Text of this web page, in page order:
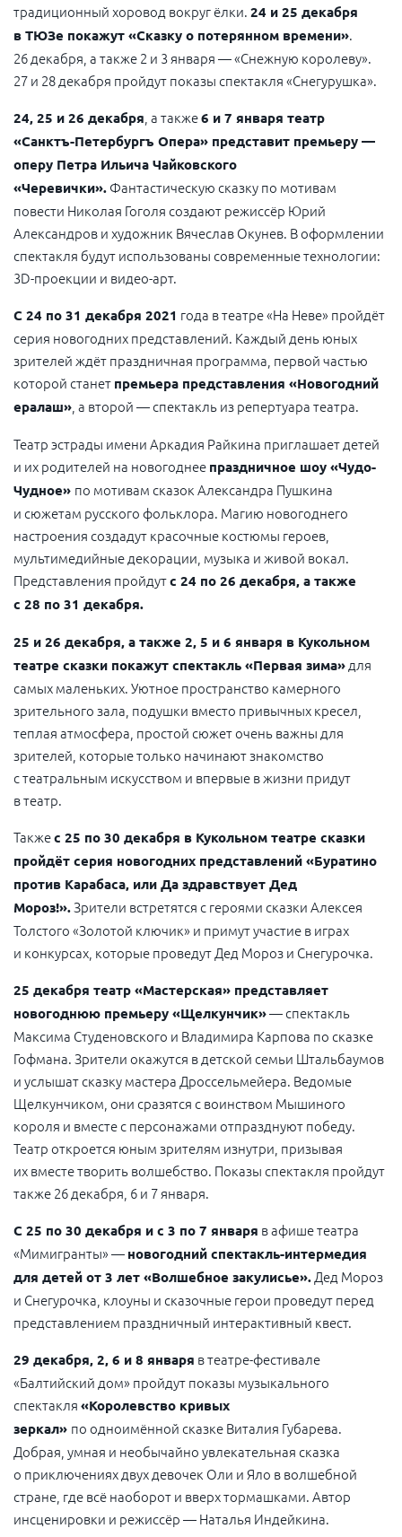
традиционный хоровод вокруг ёлки. 24 и 25 декабря
в ТЮЗе покажут «Сказку о потерянном времени».
26 декабря, а также 2 и 3 января — «Снежную королеву».
27 и 28 декабря пройдут показы спектакля «Снегурушка».
24, 25 и 26 декабря , а также6 и 7 января театр
«Санктъ-Петербургъ Опера» представит премьеру —
оперу Петра Ильича Чайковского
«Черевички». Фантастическую сказку по мотивам
повести Николая Гоголя создают режиссёр Юрий
Александров и художник Вячеслав Окунев. В оформлении
спектакля будут использованы современные технологии:
3D-проекции и видео-арт.
С 24 по 31 декабря 2021 года в театре «На Неве» пройдёт
серия новогодних представлений. Каждый день юных
зрителей ждёт праздничная программа, первой частью
которой станет премьера представления «Новогодний
ералаш» , а второй — спектакль из репертуара театра.
Театр эстрады имени Аркадия Райкина приглашает детей
и их родителей на новогоднее праздничное шоу «Чудо-
Чудное» по мотивам сказок Александра Пушкина
и сюжетам русского фольклора. Магию новогоднего
настроения создадут красочные костюмы героев,
мультимедийные декорации, музыка и живой вокал.
Представления пройдутс 24 по 26 декабря, а также
с 28 по 31 декабря.
25 и 26 декабря, а также 2, 5 и 6 января в Кукольном
театре сказки покажут спектакль «Первая зима» для
самых маленьких. Уютное пространство камерного
зрительного зала, подушки вместо привычных кресел,
теплая атмосфера, простой сюжет очень важны для
зрителей, которые только начинают знакомство
с театральным искусством и впервые в жизни придут
в театр.
Такжес 25 по 30 декабря в Кукольном театре сказки
пройдёт серия новогодних представлений «Буратино
против Карабаса, или Да здравствует Дед
Мороз!».Зрители встретятся с героями сказки Алексея
Толстого «Золотой ключик» и примут участие в играх
и конкурсах, которые проведут Дед Мороз и Снегурочка.
25 декабря театр «Мастерская» представляет
новогоднюю премьеру «Щелкунчик»— спектакль
Максима Студеновского и Владимира Карпова по сказке
Гофмана. Зрители окажутся в детской семьи Штальбаумов
и услышат сказку мастера Дроссельмейера. Ведомые
Щелкунчиком, они сразятся с воинством Мышиного
короля и вместе с персонажами отпразднуют победу.
Театр откроется юным зрителям изнутри, призывая
их вместе творить волшебство. Показы спектакля пройдут
также 26 декабря, 6 и 7 января.
С 25 по 30 декабря и с 3 по 7 января в афише театра
«Мимигранты» — новогодний спектакль-интермедия
для детей от 3 лет «Волшебное закулисье». Дед Мороз
и Снегурочка, клоуны и сказочные герои проведут перед
представлением праздничный интерактивный квест.
29 декабря, 2, 6 и 8 января в театре-фестивале
«Балтийский дом» пройдут показы музыкального
спектакля «Королевство кривых
зеркал» по одноимённой сказке Виталия Губарева.
Добрая, умная и необычайно увлекательная сказка
о приключениях двух девочек Оли и Яло в волшебной
стране, где всё наоборот и вверх тормашками. Автор
инсценировки и режиссёр — Наталья Индейкина.